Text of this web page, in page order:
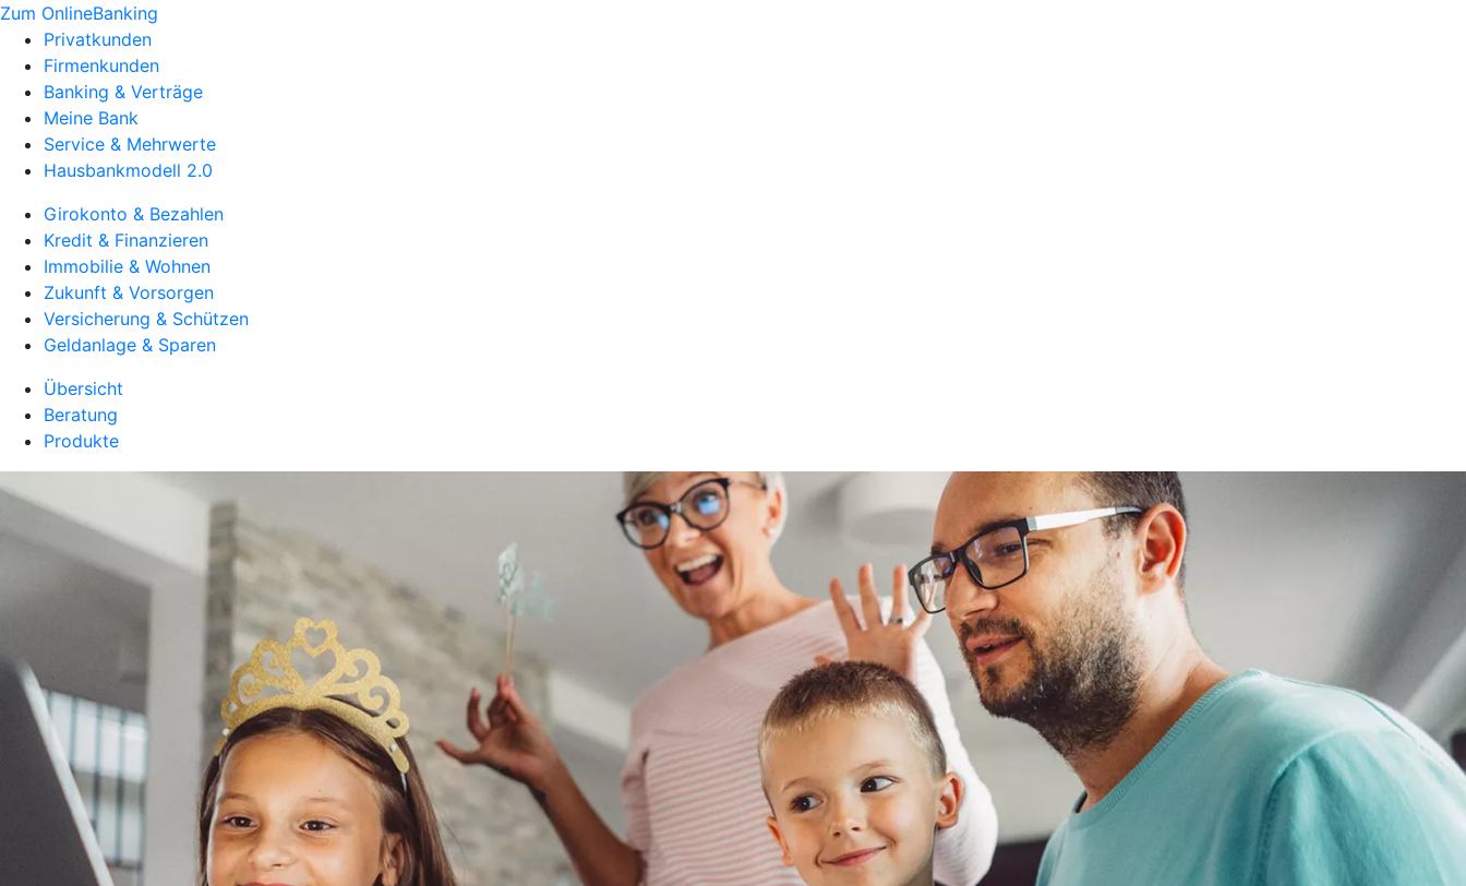
Zum OnlineBanking
Privatkunden
Firmenkunden
Banking & Verträge
Meine Bank
Service & Mehrwerte
Hausbankmodell 2.0
Girokonto & Bezahlen
Kredit & Finanzieren
Immobilie & Wohnen
Zukunft & Vorsorgen
Versicherung & Schützen
Geldanlage & Sparen
Übersicht
Beratung
Produkte